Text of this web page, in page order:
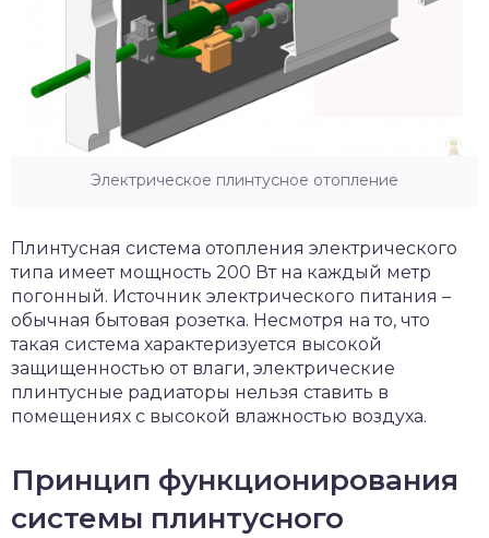
Электрическое плинтусное отопление
Плинтусная система отопления электрического
типа имеет мощность 200 Вт на каждый метр
погонный. Источник электрического питания –
обычная бытовая розетка. Несмотря на то, что
такая система характеризуется высокой
защищенностью от влаги, электрические
плинтусные радиаторы нельзя ставить в
помещениях с высокой влажностью воздуха.
Принцип функционирования
системы плинтусного